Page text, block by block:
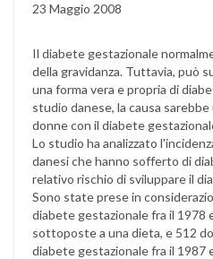
23 Maggio 2008
Il diabete gestazionale
della gravidanza. Tuttavia, può
una forma vera e propria di
studio danese, la causa
donne con il diabete
Lo studio ha analizzato
danesi che hanno sofferto di
relativo rischio di sviluppare il
Sono state prese in
diabete gestazionale fra il 1978
sottoposte a una dieta, e 512
diabete gestazionale fra il 1987